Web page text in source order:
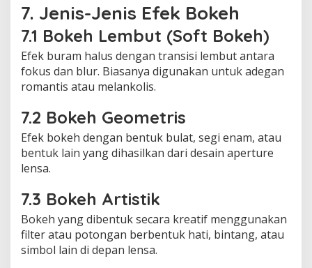
7. Jenis-Jenis Efek Bokeh
7.1 Bokeh Lembut (Soft Bokeh)
Efek buram halus dengan transisi lembut antara
fokus dan blur. Biasanya digunakan untuk adegan
romantis atau melankolis.
7.2 Bokeh Geometris
Efek bokeh dengan bentuk bulat, segi enam, atau
bentuk lain yang dihasilkan dari desain aperture
lensa.
7.3 Bokeh Artistik
Bokeh yang dibentuk secara kreatif menggunakan
filter atau potongan berbentuk hati, bintang, atau
simbol lain di depan lensa.